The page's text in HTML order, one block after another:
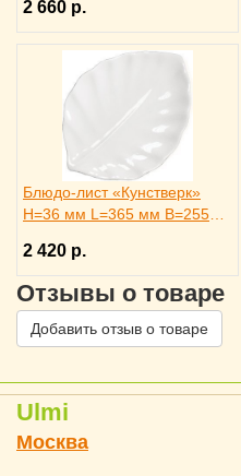
2 660 р.
Блюдо-лист «Кунстверк»
H=36 мм L=365 мм B=255
2 420 р.
Отзывы о товаре
Добавить отзыв о товаре
Ulmi
Москва